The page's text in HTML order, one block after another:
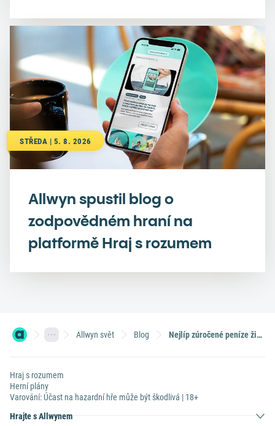
STŘEDA | 5. 8. 2026
Allwyn spustil blog o
zodpovědném hraní na
platformě Hraj s rozumem
Allwyn svět Blog Nejlíp zúročené peníze života! Tiket Sportky za 120 Kč přihrál Češce přes 50 milionů
Hraj s rozumem
Herní plány
Varování: Účast na hazardní hře může být škodlivá | 18+
Hrajte s Allwynem